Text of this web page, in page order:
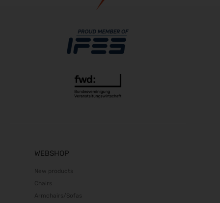
13.10.2026 - 15.10.2026
INTERFORST 2026
20.10.2026 - 23.10.2026
The Munich Show 2026
Südback 2026
24.10.2026 - 27.10.2026
Beauty Forum Festival 2026
WEBSHOP
New products
Chairs
Armchairs/Sofas